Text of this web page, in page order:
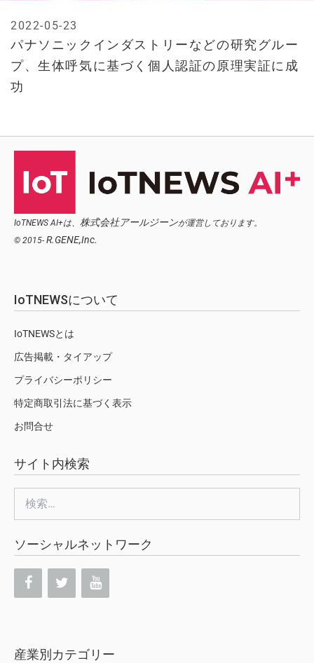
パナソニックインダストリーなどの研究グルー
プ、生体呼気に基づく個人認証の原理実証に成
功
2022-05-23
IoTNEWS AI+は、 株式会社アールジーンが運営しております。
© 2015- R.GENE,Inc.
IoTNEWSについて
IoTNEWSとは
広告掲載・タイアップ
プライバシーポリシー
特定商取引法に基づく表示
お問合せ
サイト内検索
索:
ソーシャルネットワーク
産業別カテゴリー